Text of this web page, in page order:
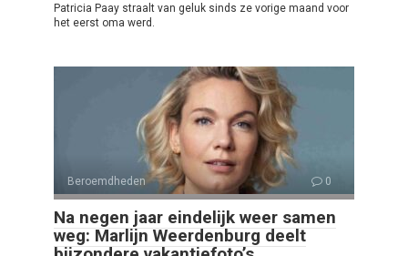
Patricia Paay straalt van geluk sinds ze vorige maand voor
het eerst oma werd.
Beroemdheden 0
Na negen jaar eindelijk weer samen
weg: Marlijn Weerdenburg deelt